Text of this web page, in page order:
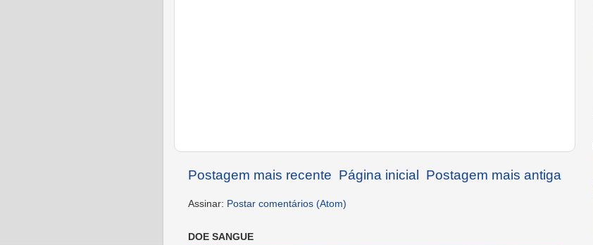
Postagem mais recente Postagem mais antiga
Página inicial
Assinar: Postar comentários (Atom)
DOE SANGUE